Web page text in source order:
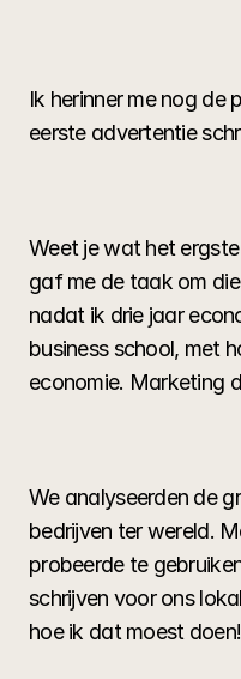
Ik herinner me nog de
eerste advertentie
Weet je wat het
gaf me de taak om
nadat ik drie jaar
business school, met
economie. Marketing
We analyseerden de
bedrijven ter wereld.
probeerde te
schrijven voor ons
hoe ik dat moest doen!